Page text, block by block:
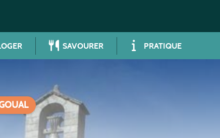
SAVOURER PRATIQUE